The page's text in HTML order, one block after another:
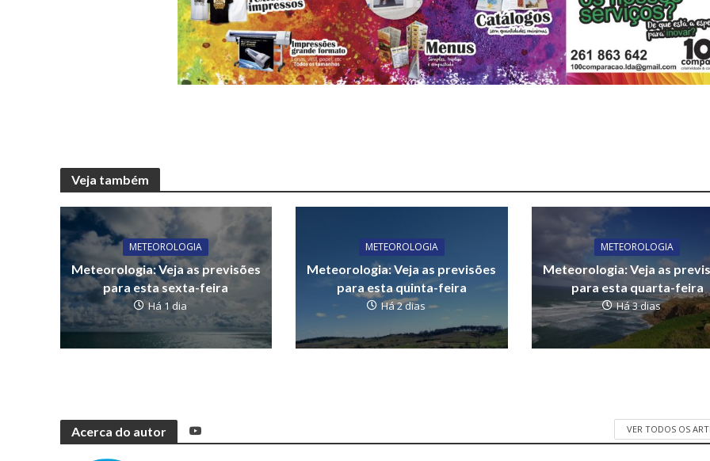
Veja também
METEOROLOGIA
Meteorologia: Veja as previsões
para esta sexta-feira
Há 1 dia
METEOROLOGIA
Meteorologia: Veja as previsões
para esta quinta-feira
Há 2 dias
METEOROLOGIA
Meteorologia: Veja as
para esta quarta-feira
Há 3 dias
Acerca do autor VER TODOS OS